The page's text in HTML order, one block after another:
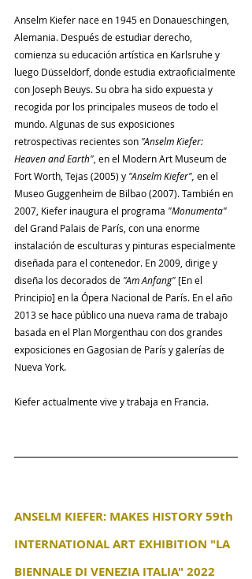
Anselm Kiefer nace en 1945 en Donaueschingen,
Alemania. Después de estudiar derecho,
comienza su educación artística en Karlsruhe y
luego Düsseldorf, donde estudia extraoficialmente
con Joseph Beuys. Su obra ha sido expuesta y
recogida por los principales museos de todo el
mundo. Algunas de sus exposiciones
retrospectivas recientes son "Anselm Kiefer:
Heaven and Earth" , en el Modern Art Museum de
Fort Worth, Tejas (2005) y "Anselm Kiefer", en el
Museo Guggenheim de Bilbao (2007). También en
2007, Kiefer inaugura el programa "Monumenta"
del Grand Palais de París, con una enorme
instalación de esculturas y pinturas especialmente
diseñada para el contenedor. En 2009, dirige y
diseña los decorados de "Am Anfang" [En el
Principio] en la Ópera Nacional de París. En el año
2013 se hace público una nueva rama de trabajo
basada en el Plan Morgenthau con dos grandes
exposiciones en Gagosian de París y galerías de
Nueva York.
Kiefer actualmente vive y trabaja en Francia.
ANSELM KIEFER: MAKES HISTORY 59th
INTERNATIONAL ART EXHIBITION "LA
BIENNALE DI VENEZIA ITALIA" 2022